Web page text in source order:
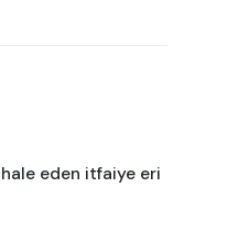
eden itfaiye eri